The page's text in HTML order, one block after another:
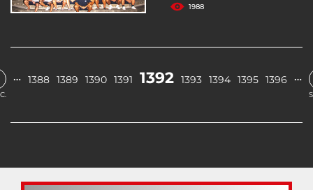
1988
… 1388 1389 1390 1391 1392 1393 1394 1395 1396 …